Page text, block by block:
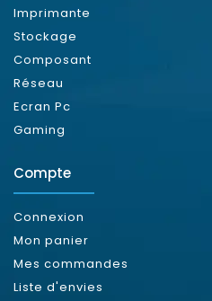
Imprimante
Stockage
Composant
Réseau
Ecran Pc
Gaming
Compte
Connexion
Mon panier
Mes commandes
Liste d'envies